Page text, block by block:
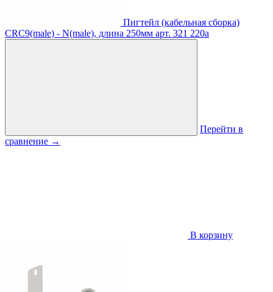
Пигтейл (кабельная сборка)
CRC9(male) - N(male), длина 250мм арт. 321 220a
Перейти в
сравнение →
В корзину